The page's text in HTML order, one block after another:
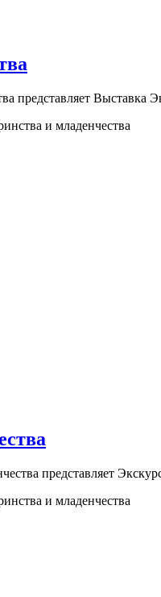
представляет Выставка
и младенчества
представляет
и младенчества